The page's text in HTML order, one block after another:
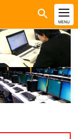
CLOSE
MENU